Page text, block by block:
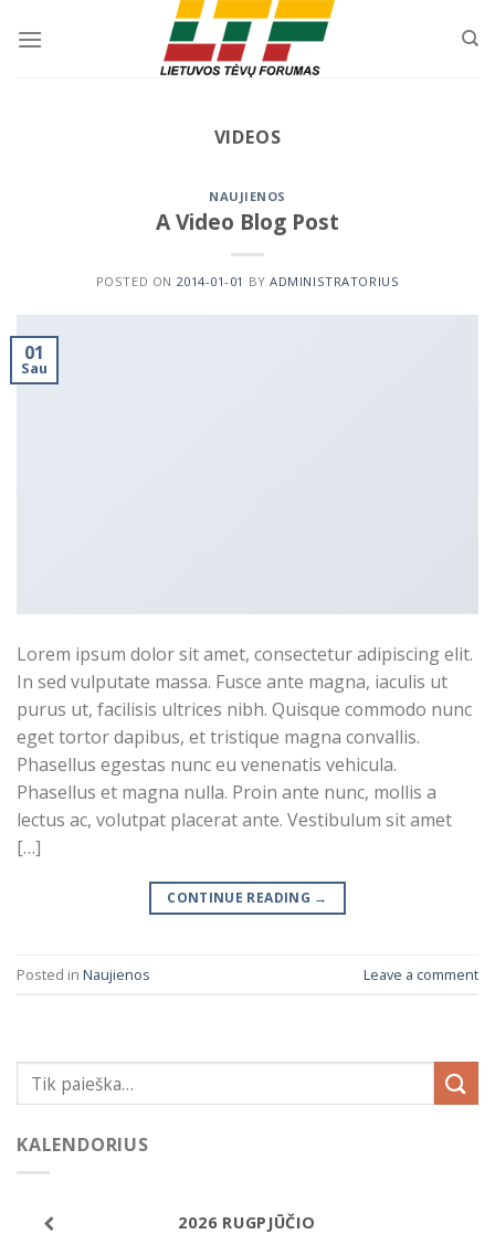
VIDEOS
NAUJIENOS
A Video Blog Post
POSTED ON 2014-01-01 BYADMINISTRATORIUS
01
Sau
Lorem ipsum dolor sit amet, consectetur adipiscing elit.
In sed vulputate massa. Fusce ante magna, iaculis ut
purus ut, facilisis ultrices nibh. Quisque commodo nunc
eget tortor dapibus, et tristique magna convallis.
Phasellus egestas nunc eu venenatis vehicula.
Phasellus et magna nulla. Proin ante nunc, mollis a
lectus ac, volutpat placerat ante. Vestibulum sit amet
[…]
CONTINUE READING →
Posted in Naujienos Leave a comment
KALENDORIUS
2026 RUGPJŪČIO